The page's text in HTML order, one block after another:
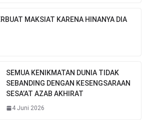
MAKSIAT KARENA HINANYA DIA
SEMUA KENIKMATAN DUNIA TIDAK
SEBANDING DENGAN KESENGSARAAN
SESA’AT AZAB AKHIRAT
4 Juni 2026